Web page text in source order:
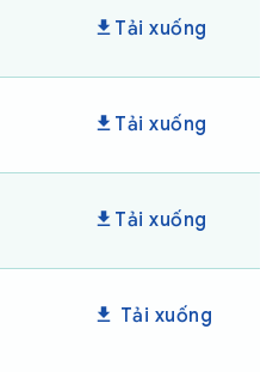
download Tải xuống
download Tải xuống
download Tải xuống
download Tải xuống